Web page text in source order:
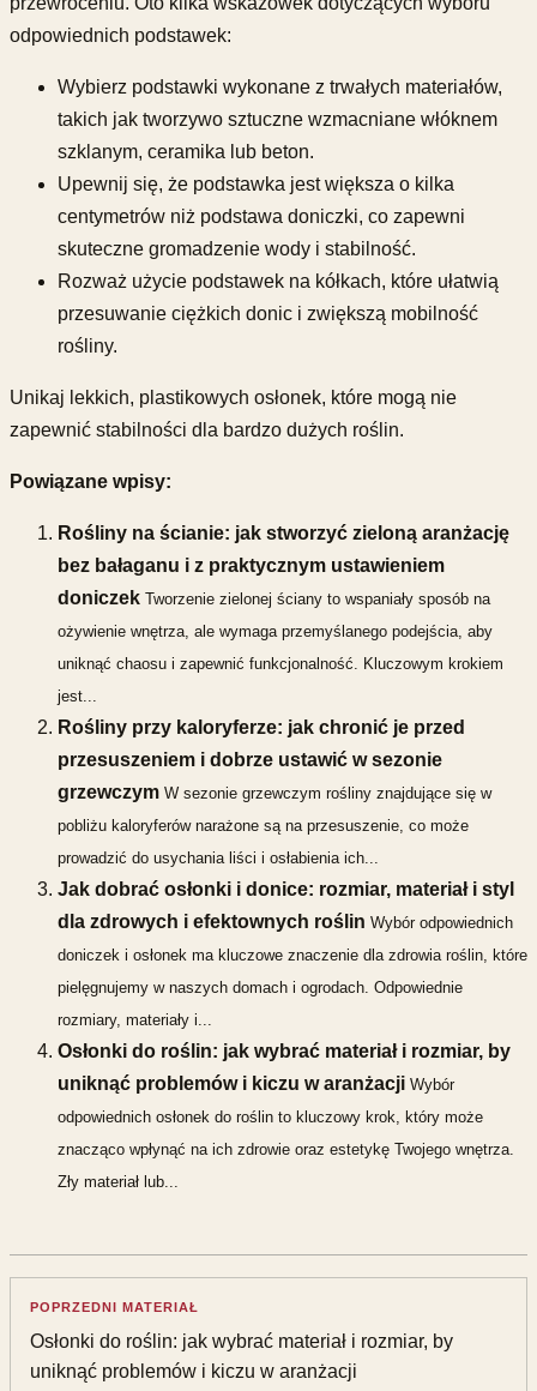
odpowiednich podstawek:
Wybierz podstawki wykonane z trwałych materiałów,
takich jak tworzywo sztuczne wzmacniane włóknem
szklanym, ceramika lub beton.
Upewnij się, że podstawka jest większa o kilka
centymetrów niż podstawa doniczki, co zapewni
skuteczne gromadzenie wody i stabilność.
Rozważ użycie podstawek na kółkach, które ułatwią
przesuwanie ciężkich donic i zwiększą mobilność
rośliny.
Unikaj lekkich, plastikowych osłonek, które mogą nie
zapewnić stabilności dla bardzo dużych roślin.
Powiązane wpisy:
Rośliny na ścianie: jak stworzyć zieloną aranżację
bez bałaganu i z praktycznym ustawieniem
doniczek Tworzenie zielonej ściany to wspaniały sposób na
ożywienie wnętrza, ale wymaga przemyślanego podejścia, aby
uniknąć chaosu i zapewnić funkcjonalność. Kluczowym krokiem
jest...
Rośliny przy kaloryferze: jak chronić je przed
przesuszeniem i dobrze ustawić w sezonie
grzewczym W sezonie grzewczym rośliny znajdujące się w
pobliżu kaloryferów narażone są na przesuszenie, co może
prowadzić do usychania liści i osłabienia ich...
Jak dobrać osłonki i donice: rozmiar, materiał i styl
dla zdrowych i efektownych roślin Wybór odpowiednich
doniczek i osłonek ma kluczowe znaczenie dla zdrowia roślin, które
pielęgnujemy w naszych domach i ogrodach. Odpowiednie
rozmiary, materiały i...
Osłonki do roślin: jak wybrać materiał i rozmiar, by
uniknąć problemów i kiczu w aranżacji Wybór
odpowiednich osłonek do roślin to kluczowy krok, który może
znacząco wpłynąć na ich zdrowie oraz estetykę Twojego wnętrza.
Zły materiał lub...
POPRZEDNI MATERIAŁ
Osłonki do roślin: jak wybrać materiał i rozmiar, by
uniknąć problemów i kiczu w aranżacji